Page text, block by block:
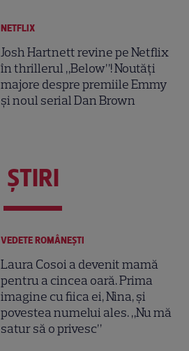
NETFLIX
Josh Hartnett revine pe Netflix
în thrillerul „Below”! Noutăți
majore despre premiile Emmy
și noul serial Dan Brown
ŞTIRI
VEDETE ROMÂNEŞTI
Laura Cosoi a devenit mamă
pentru a cincea oară. Prima
imagine cu fiica ei, Nina, și
povestea numelui ales. „Nu mă
satur să o privesc”